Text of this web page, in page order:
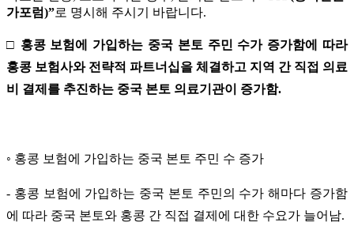
가포럼)”로 명시해 주시기 바랍니다.
□ 홍콩 보험에 가입하는 중국 본토 주민 수가 증가함에 따라
홍콩 보험사와 전략적 파트너십을 체결하고 지역 간 직접 의료
비 결제를 추진하는 중국 본토 의료기관이 증가함.
◦ 홍콩 보험에 가입하는 중국 본토 주민 수 증가
- 홍콩 보험에 가입하는 중국 본토 주민의 수가 해마다 증가함
에 따라 중국 본토와 홍콩 간 직접 결제에 대한 수요가 늘어남.